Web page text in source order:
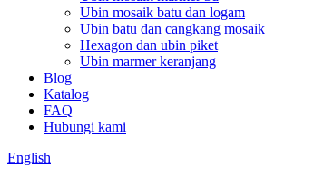
Ubin mosaik batu dan logam
Ubin batu dan cangkang mosaik
Hexagon dan ubin piket
Ubin marmer keranjang
Blog
Katalog
FAQ
Hubungi kami
English